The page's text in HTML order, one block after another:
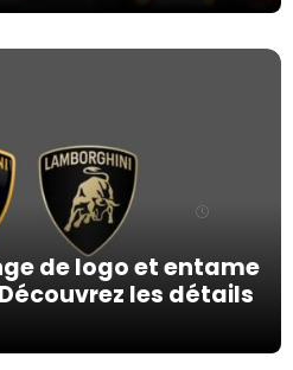
de logo et entame
les détails